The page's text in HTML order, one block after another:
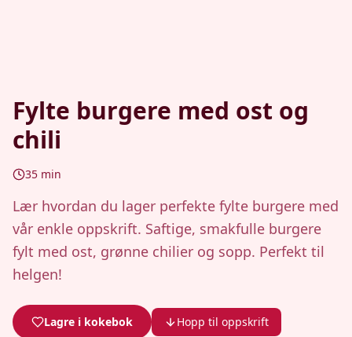
Fylte burgere med ost og
chili
35 min
Lær hvordan du lager perfekte fylte burgere med
vår enkle oppskrift. Saftige, smakfulle burgere
fylt med ost, grønne chilier og sopp. Perfekt til
helgen!
Lagre i kokebok Hopp til oppskrift